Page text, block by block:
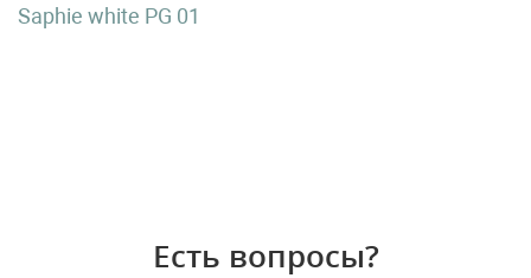
Saphie white PG 01
Есть вопросы?